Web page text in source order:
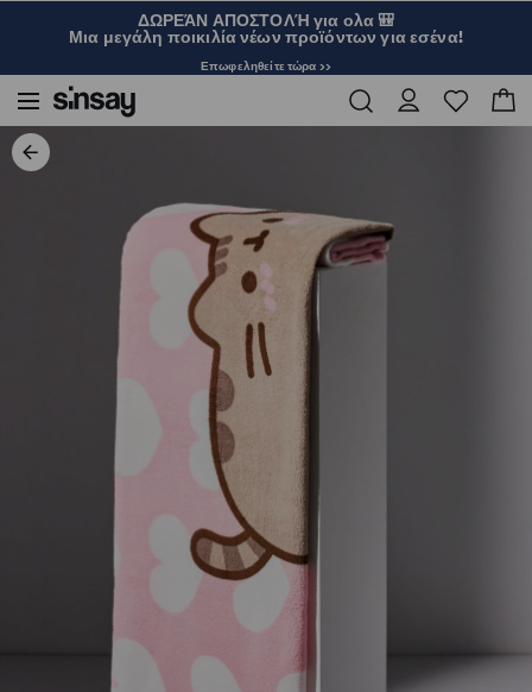
ΔΩΡΕΆΝ ΑΠΟΣΤΟΛΉ για ολα 🎒
Μια μεγάλη ποικιλία νέων προϊόντων για εσένα!
Επωφεληθείτε τώρα >>